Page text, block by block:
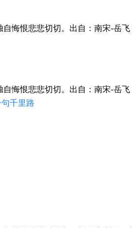
悔恨悲悲切切。出自：南宋-岳飞
悔恨悲悲切切。出自：南宋-岳飞
千里路